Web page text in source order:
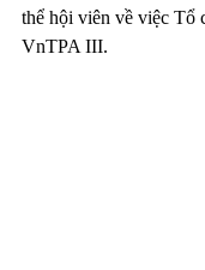
thể hội viên về việc Tổ
VnTPA III.